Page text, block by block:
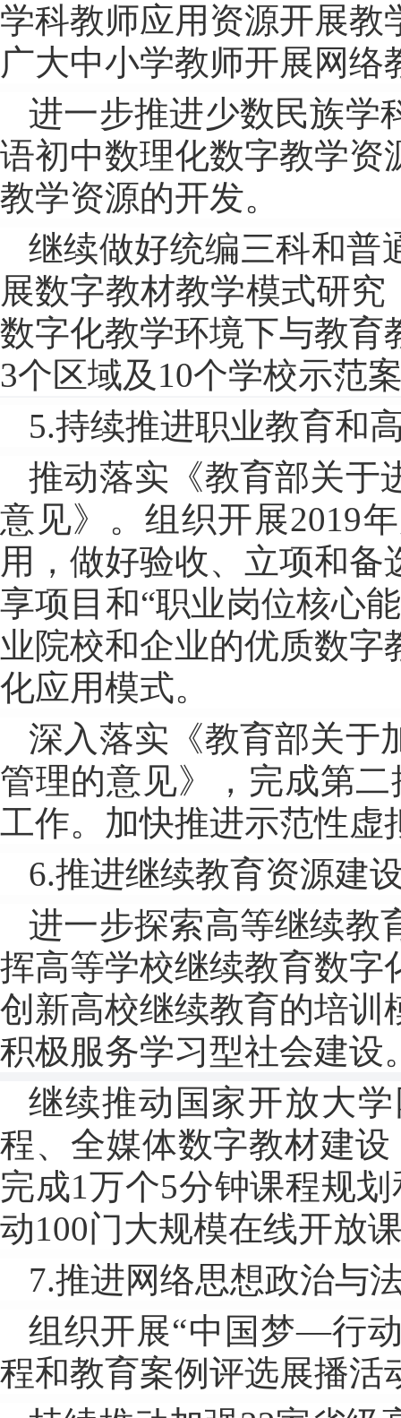
学科教师应用资源开展
广大中小学教师开展网络
进一步推进少数民族学
语初中数理化数字教学资
教学资源的开发。
继续做好统编三科和普
展数字教材教学模式研
数字化教学环境下与教育
3个区域及10个学校示范
5.持续推进职业教育和
推动落实《教育部关于
意见》。组织开展2019
用，做好验收、立项和
享项目和“职业岗位核心
业院校和企业的优质数
化应用模式。
深入落实《教育部关于
管理的意见》，完成第
工作。加快推进示范性虚
6.推进继续教育资源建
进一步探索高等继续教
挥高等学校继续教育数字
创新高校继续教育的培训
积极服务学习型社会建设
继续推动国家开放大
程、全媒体数字教材建
完成1万个5分钟课程规
动100门大规模在线开放
7.推进网络思想政治与
组织开展“中国梦—行
程和教育案例评选展播活